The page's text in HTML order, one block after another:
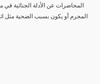
المحاضرات عن الأدلة الجنائية في
المجرم أو يكون بسبب الضحية مثل